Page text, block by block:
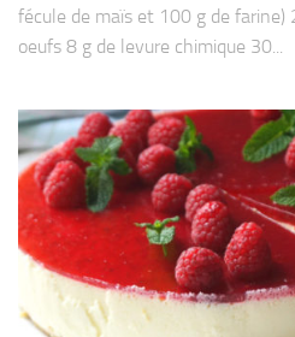
fécule de maïs et 100 g de farine)
oeufs 8 g de levure chimique 30...